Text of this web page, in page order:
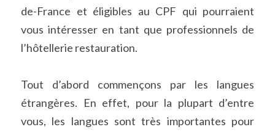
de-France et éligibles au CPF qui pourraient
vous intéresser en tant que professionnels de
l’hôtellerie restauration.
Tout d’abord commençons par les langues
étrangères. En effet, pour la plupart d’entre
vous, les langues sont très importantes pour